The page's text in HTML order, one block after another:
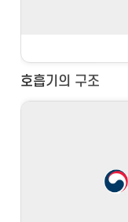
호흡기의 구조